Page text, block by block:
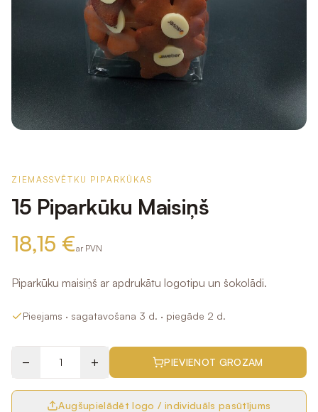
ZIEMASSVĒTKU PIPARKŪKAS
15 Piparkūku Maisiņš
18,15 €ar PVN
Piparkūku maisiņš ar apdrukātu logotipu un šokolādi.
Pieejams · sagatavošana 3 d. · piegāde 2 d.
− + PIEVIENOT GROZAM
Augšupielādēt logo / individuāls pasūtījums